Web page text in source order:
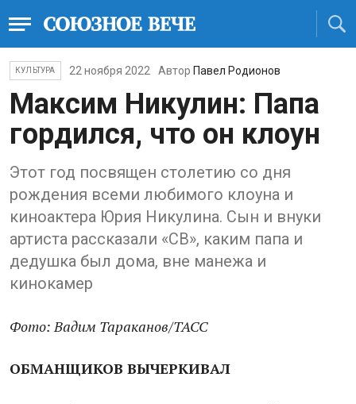
КУЛЬТУРА 22 ноября 2022 Автор Павел Родионов
Максим Никулин: Папа
гордился, что он клоун
Этот год посвящен столетию со дня
рождения всеми любимого клоуна и
киноактера Юрия Никулина. Сын и внуки
артиста рассказали «СВ», каким папа и
дедушка был дома, вне манежа и
кинокамер
Фото: Вадим Тараканов/ТАСС
ОБМАНЩИКОВ ВЫЧЕРКИВАЛ